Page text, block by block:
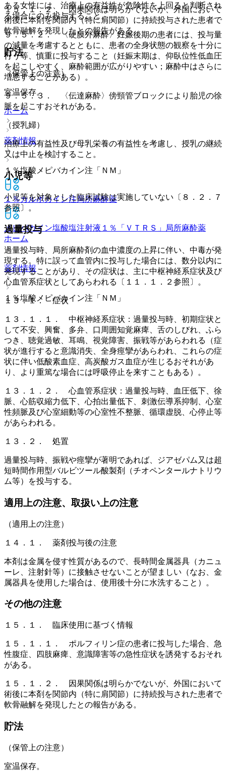
１５．１．２． 因果関係は明らかでないが、外国において
術後に本剤を関節内（特に肩関節）に持続投与された患者で
軟骨融解を発現したとの報告がある。
貯法
（保管上の注意）
室温保存。
ホーム
薬剤情報
１％塩酸メピバカイン注「ＮＭ」
１％カルボカイン注局所麻酔薬
メピバカイン塩酸塩注射液１％「ＶＴＲＳ」
局所麻酔薬
ホーム
薬剤情報
１％塩酸メピバカイン注「ＮＭ」
ある女性には、治療上の有益性が危険性を上回ると判断され
る場合にのみ投与すること。
９．５．２． 〈硬膜外麻酔〉妊娠後期の患者には、投与量
の減量を考慮するとともに、患者の全身状態の観察を十分に
行う等、慎重に投与すること（妊娠末期は、仰臥位性低血圧
を起こしやすく、麻酔範囲が広がりやすい；麻酔中はさらに
増悪することがある）。
９．５．３． 〈伝達麻酔〉傍頸管ブロックにより胎児の徐
脈を起こすおそれがある。
（授乳婦）
治療上の有益性及び母乳栄養の有益性を考慮し、授乳の継続
又は中止を検討すること。
小児等
小児等を対象とした臨床試験は実施していない〔８．２．７
参照〕。
過量投与
過量投与時、局所麻酔剤の血中濃度の上昇に伴い、中毒が発
現する。特に誤って血管内に投与した場合には、数分以内に
発現することがあり、その症状は、主に中枢神経系症状及び
心血管系症状としてあらわれる〔１１．１．２参照〕。
１３．１． 症状
１３．１．１． 中枢神経系症状：過量投与時、初期症状と
して不安、興奮、多弁、口周囲知覚麻痺、舌のしびれ、ふら
つき、聴覚過敏、耳鳴、視覚障害、振戦等があらわれる（症
状が進行すると意識消失、全身痙攣があらわれ、これらの症
状に伴い低酸素血症、高炭酸ガス血症が生じるおそれがあ
り、より重篤な場合には呼吸停止を来すこともある）。
１３．１．２． 心血管系症状：過量投与時、血圧低下、徐
脈、心筋収縮力低下、心拍出量低下、刺激伝導系抑制、心室
性頻脈及び心室細動等の心室性不整脈、循環虚脱、心停止等
があらわれる。
１３．２． 処置
過量投与時、振戦や痙攣が著明であれば、ジアゼパム又は超
短時間作用型バルビツール酸製剤（チオペンタールナトリウ
ム等）を投与する。
適用上の注意、取扱い上の注意
（適用上の注意）
１４．１． 薬剤投与後の注意
本剤は金属を侵す性質があるので、長時間金属器具（カニュ
ーレ、注射針等）に接触させないことが望ましい（なお、金
属器具を使用した場合は、使用後十分に水洗すること）。
その他の注意
１５．１． 臨床使用に基づく情報
１５．１．１． ポルフィリン症の患者に投与した場合、急
性腹症、四肢麻痺、意識障害等の急性症状を誘発するおそれ
がある。
１５．１．２． 因果関係は明らかでないが、外国において
術後に本剤を関節内（特に肩関節）に持続投与された患者で
軟骨融解を発現したとの報告がある。
貯法
（保管上の注意）
室温保存。